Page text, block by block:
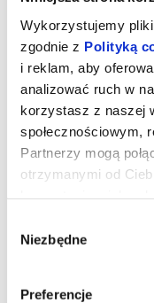
Wykorzystujemy
zgodnie z Polityką
i reklam, aby
analizować ruch w
korzystasz z naszej
społecznościowym,
Partnerzy mogą
otrzymanymi od
zgody
Niezbędne
Preferencje
Kurozając i
Pełna przygód i
‍Gdy wyjątkowy pół